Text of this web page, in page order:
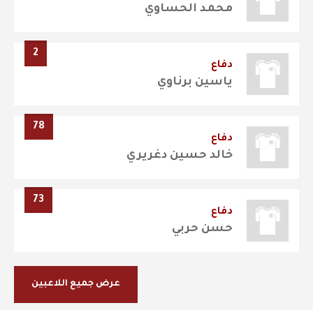
محمد الحساوي
2
دفاع
ياسين برناوي
78
دفاع
خالد حسين دغريري
73
دفاع
حسن حربي
عرض جميع اللاعبين